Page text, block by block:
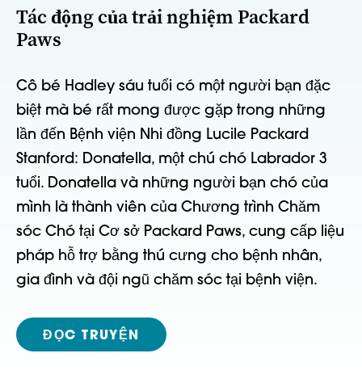
Tác động của trải nghiệm Packard
Paws
Cô bé Hadley sáu tuổi có một người bạn đặc
biệt mà bé rất mong được gặp trong những
lần đến Bệnh viện Nhi đồng Lucile Packard
Stanford: Donatella, một chú chó Labrador 3
tuổi. Donatella và những người bạn chó của
mình là thành viên của Chương trình Chăm
sóc Chó tại Cơ sở Packard Paws, cung cấp liệu
pháp hỗ trợ bằng thú cưng cho bệnh nhân,
gia đình và đội ngũ chăm sóc tại bệnh viện.
ĐỌC TRUYỆN